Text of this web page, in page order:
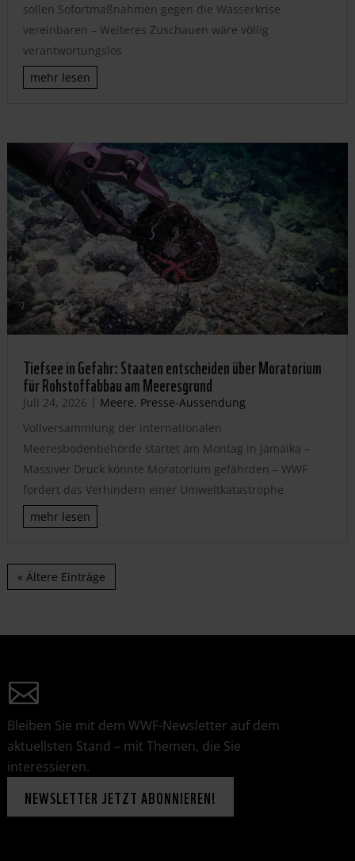
sollen Sofortmaßnahmen gegen die Wasserkrise
vereinbaren – Weiteres Zuschauen wäre völlig
verantwortungslos
mehr lesen
Tiefsee in Gefahr: Staaten entscheiden über Moratorium
für Rohstoffabbau am Meeresgrund
Juli 24, 2026 | Meere, Presse-Aussendung
Vollversammlung der internationalen
Meeresbodenbehörde startet am Montag in Jamaika –
Massiver Druck könnte Moratorium gefährden – WWF
fordert das Verhindern einer Umweltkatastrophe
mehr lesen
« Ältere Einträge
Bleiben Sie mit dem WWF-Newsletter auf dem
aktuellsten Stand – mit Themen, die Sie
interessieren.
NEWSLETTER JETZT ABONNIEREN!